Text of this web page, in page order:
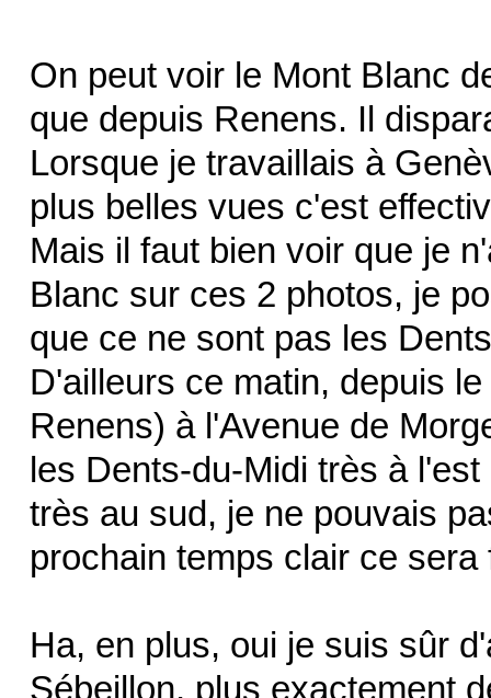
On peut voir le Mont Blanc
que depuis Renens. Il
Lorsque je travaillais à
plus belles vues c'est
Mais il faut bien voir que je
Blanc sur ces 2 photos, je
que ce ne sont pas les
D'ailleurs ce matin, depuis
Renens) à l'Avenue de
les Dents-du-Midi très à
très au sud, je ne pouvais
prochain temps clair ce
Ha, en plus, oui je suis sûr
Sébeillon, plus exactement